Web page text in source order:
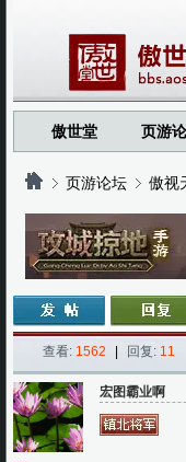
傲世堂 页游
›
页游论坛
›
傲视
查看: 1562 回复: 11
宏图霸业啊